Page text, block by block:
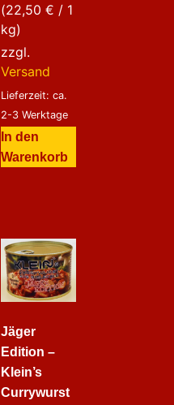
(22,50 € / 1
kg)
zzgl.
Versand
Lieferzeit: ca.
2-3 Werktage
In den
Warenkorb
Jäger
Edition –
Klein’s
Currywurst